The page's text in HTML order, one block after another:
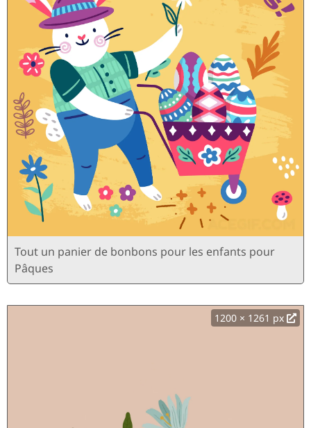
Tout un panier de bonbons pour les enfants pour
Pâques
1200 × 1261 px